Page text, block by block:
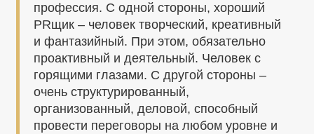
профессия. С одной стороны, хороший
PRщик – человек творческий, креативный
и фантазийный. При этом, обязательно
проактивный и деятельный. Человек с
горящими глазами. С другой стороны –
очень структурированный,
организованный, деловой, способный
провести переговоры на любом уровне и